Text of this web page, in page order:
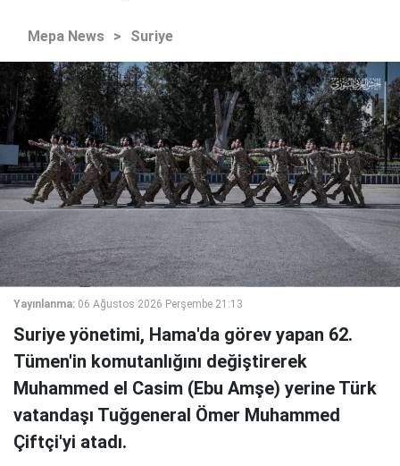
Mepa News > Suriye
Yayınlanma: 06 Ağustos 2026 Perşembe 21:13
Suriye yönetimi, Hama'da görev yapan 62.
Tümen'in komutanlığını değiştirerek
Muhammed el Casim (Ebu Amşe) yerine Türk
vatandaşı Tuğgeneral Ömer Muhammed
Çiftçi'yi atadı.